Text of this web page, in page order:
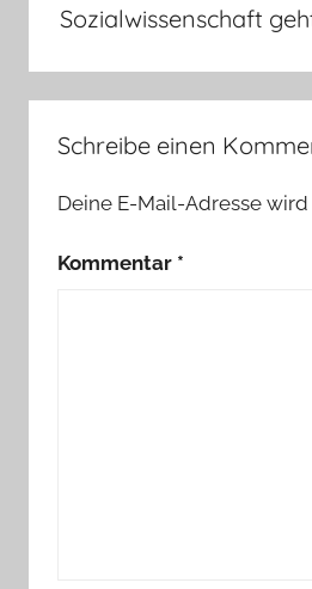
Sozialwissenschaft
Schreibe einen
Deine E-Mail-Adresse
Kommentar *